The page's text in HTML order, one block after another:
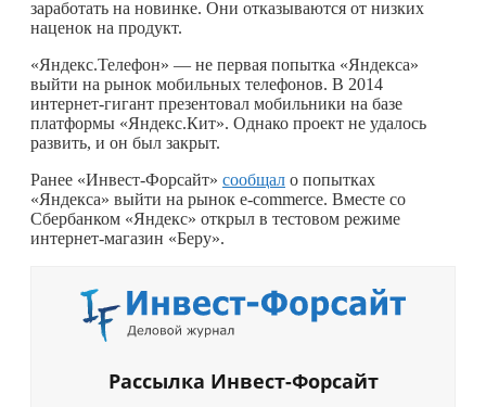
заработать на новинке. Они отказываются от низких
наценок на продукт.
«Яндекс.Телефон» — не первая попытка «Яндекса»
выйти на рынок мобильных телефонов. В 2014
интернет-гигант презентовал мобильники на базе
платформы «Яндекс.Кит». Однако проект не удалось
развить, и он был закрыт.
Ранее «Инвест-Форсайт» сообщал о попытках
«Яндекса» выйти на рынок e-commerce. Вместе со
Сбербанком «Яндекс» открыл в тестовом режиме
интернет-магазин «Беру».
Рассылка Инвест-Форсайт